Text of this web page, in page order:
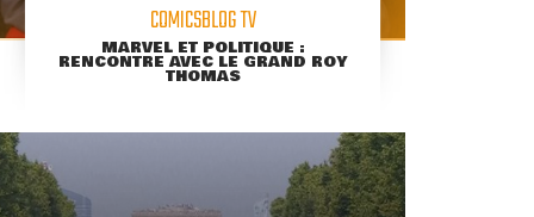
COMICSBLOG TV
MARVEL ET POLITIQUE :
RENCONTRE AVEC LE GRAND ROY
THOMAS